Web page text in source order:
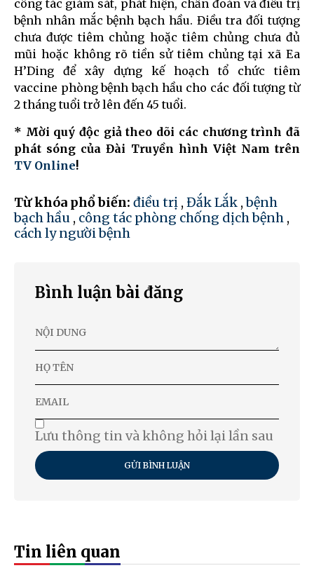
công tác giám sát, phát hiện, chẩn đoán và điều trị
bệnh nhân mắc bệnh bạch hầu. Điều tra đối tượng
chưa được tiêm chủng hoặc tiêm chủng chưa đủ
mũi hoặc không rõ tiền sử tiêm chủng tại xã Ea
H’Ding để xây dựng kế hoạch tổ chức tiêm
vaccine phòng bệnh bạch hầu cho các đối tượng từ
2 tháng tuổi trở lên đến 45 tuổi.
* Mời quý độc giả theo dõi các chương trình đã
phát sóng của Đài Truyền hình Việt Nam trên
TV Online!
Từ khóa phổ biến: điều trị , Đắk Lắk ,bệnh
bạch hầu , công tác phòng chống dịch bệnh ,
cách ly người bệnh
Bình luận bài đăng
Lưu thông tin và không hỏi lại lần sau
GỬI BÌNH LUẬN
Tin liên quan